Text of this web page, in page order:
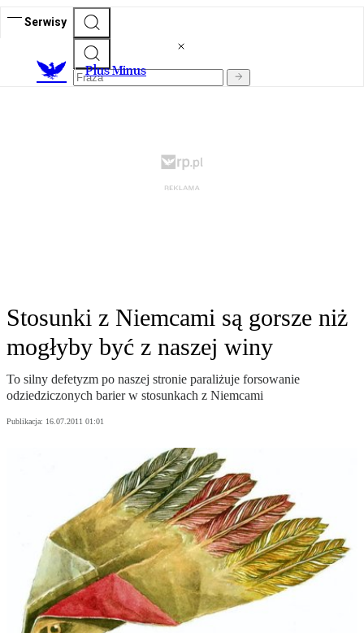
Serwisy
Plus Minus
Stosunki z Niemcami są gorsze niż
mogłyby być z naszej winy
To silny defetyzm po naszej stronie paraliżuje forsowanie
odziedziczonych barier w stosunkach z Niemcami
Publikacja: 16.07.2011 01:01